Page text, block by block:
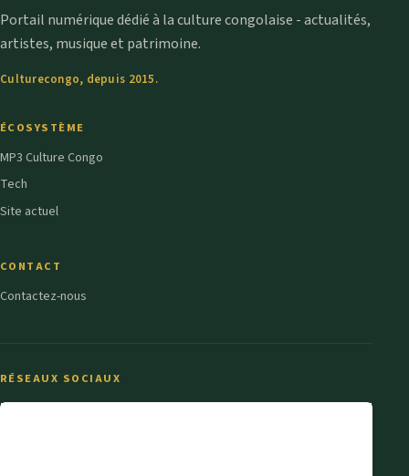
Portail numérique dédié à la culture congolaise - actualités,
artistes, musique et patrimoine.
Culturecongo, depuis 2015.
ÉCOSYSTÈME
MP3 Culture Congo
Tech
Site actuel
CONTACT
Contactez-nous
RÉSEAUX SOCIAUX